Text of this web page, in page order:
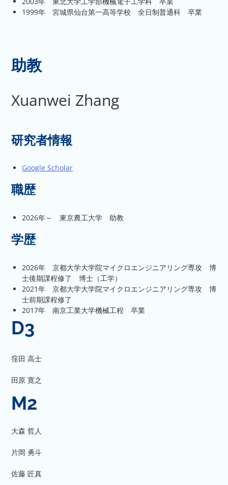
1999年 宮城県仙台第一高等学校 全日制普通科 卒業
助教
Xuanwei Zhang
研究者情報
Google Scholar
職歴
2026年～ 東京農工大学 助教
学歴
2026年 京都大学大学院マイクロエンジニアリング専攻 博
士後期課程修了 博士（工学）
2021年 京都大学大学院マイクロエンジニアリング専攻 博
士前期課程修了
2017年 南京工業大学機械工程 卒業
D3
窪田 高士
田原 寛之
M2
大森 哲人
片岡 勇斗
佐藤 匠真